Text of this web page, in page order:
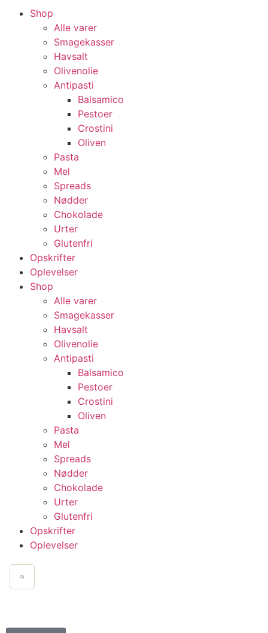
Shop
Alle varer
Smagekasser
Havsalt
Olivenolie
Antipasti
Balsamico
Pestoer
Crostini
Oliven
Pasta
Mel
Spreads
Nødder
Chokolade
Urter
Glutenfri
Opskrifter
Oplevelser
Shop
Alle varer
Smagekasser
Havsalt
Olivenolie
Antipasti
Balsamico
Pestoer
Crostini
Oliven
Pasta
Mel
Spreads
Nødder
Chokolade
Urter
Glutenfri
Opskrifter
Oplevelser